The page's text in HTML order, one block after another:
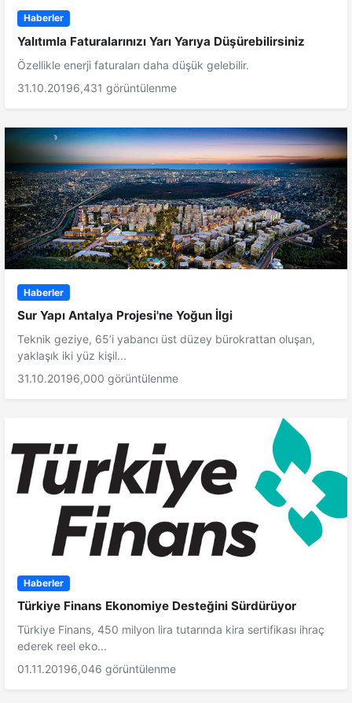
Haberler
Yalıtımla Faturalarınızı Yarı Yarıya Düşürebilirsiniz
Özellikle enerji faturaları daha düşük gelebilir.
31.10.20196,431 görüntülenme
Haberler
Sur Yapı Antalya Projesi'ne Yoğun İlgi
Teknik geziye, 65’i yabancı üst düzey bürokrattan oluşan,
yaklaşık iki yüz kişil...
31.10.20196,000 görüntülenme
Haberler
Türkiye Finans Ekonomiye Desteğini Sürdürüyor
Türkiye Finans, 450 milyon lira tutarında kira sertifikası ihraç
ederek reel eko...
01.11.20196,046 görüntülenme